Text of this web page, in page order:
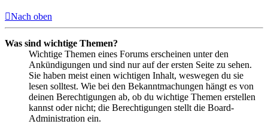
Nach oben
Was sind wichtige Themen?
Wichtige Themen eines Forums erscheinen unter den
Ankündigungen und sind nur auf der ersten Seite zu sehen.
Sie haben meist einen wichtigen Inhalt, weswegen du sie
lesen solltest. Wie bei den Bekanntmachungen hängt es von
deinen Berechtigungen ab, ob du wichtige Themen erstellen
kannst oder nicht; die Berechtigungen stellt die Board-
Administration ein.